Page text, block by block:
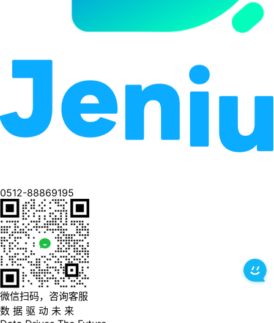
0512-88869195
微信扫码，咨询客服
数 据 驱 动 未 来